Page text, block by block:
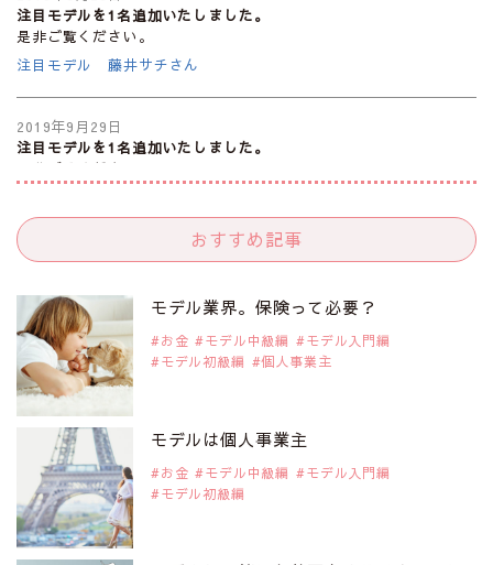
注目モデルを1名追加いたしました。
是非ご覧ください。
注目モデル 藤井サチさん
2019年9月29日
注目モデルを1名追加いたしました。
是非ご覧ください。
2019年9月29日
是非ご覧ください。
注目のアジア系モデル
2019年9月29日
是非ご覧ください。
アジアの注目モデル Rebecca Tan
2019年9月29日
注目モデルを1名追加いたしました。
おすすめ記事
モデル業界。保険って必要？
お金 モデル中級編
モデル入門編
モデル初級編
個人事業主
モデルは個人事業主
お金 モデル中級編
モデル入門編
モデル初級編